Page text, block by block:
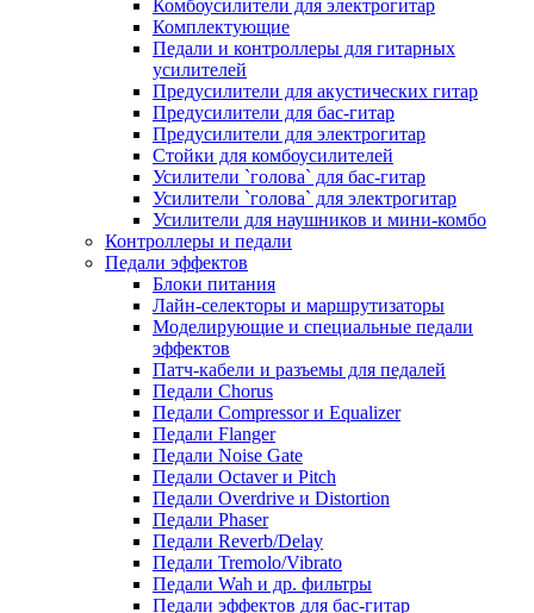
Комбоусилители для электрогитар
Комплектующие
Педали и контроллеры для гитарных
усилителей
Предусилители для акустических гитар
Предусилители для бас-гитар
Предусилители для электрогитар
Стойки для комбоусилителей
Усилители `голова` для бас-гитар
Усилители `голова` для электрогитар
Усилители для наушников и мини-комбо
Контроллеры и педали
Педали эффектов
Блоки питания
Лайн-селекторы и маршрутизаторы
Моделирующие и специальные педали
эффектов
Патч-кабели и разъемы для педалей
Педали Chorus
Педали Compressor и Equalizer
Педали Flanger
Педали Noise Gate
Педали Octaver и Pitch
Педали Overdrive и Distortion
Педали Phaser
Педали Reverb/Delay
Педали Tremolo/Vibrato
Педали Wah и др. фильтры
Педали эффектов для бас-гитар